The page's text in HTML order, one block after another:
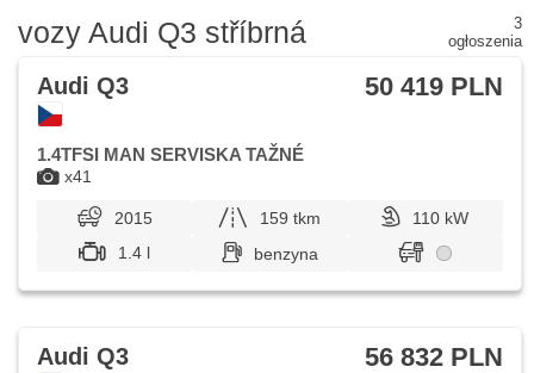
vozy Audi Q3 stříbrná
3
ogłoszenia
x41
Audi Q3 50 419 PLN
1.4TFSI MAN SERVISKA TAŽNÉ
2015 159 tkm
110 kW
1.4 l
benzyna
Audi Q3 56 832 PLN